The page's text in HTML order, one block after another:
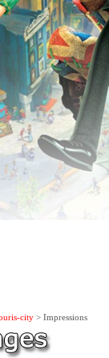
city > Impressions